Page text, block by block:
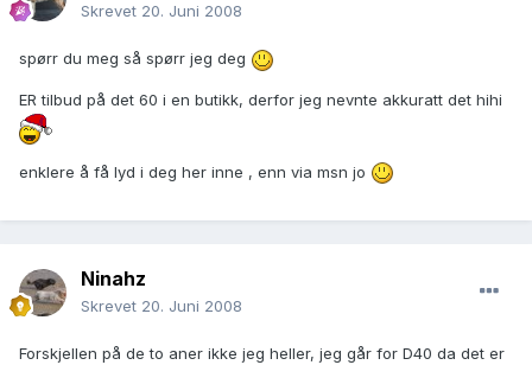
Skrevet 20. Juni 2008
spørr du meg så spørr jeg deg
ER tilbud på det 60 i en butikk, derfor jeg nevnte akkuratt det hihi
enklere å få lyd i deg her inne , enn via msn jo
Ninahz
Skrevet 20. Juni 2008
Forskjellen på de to aner ikke jeg heller, jeg går for D40 da det er